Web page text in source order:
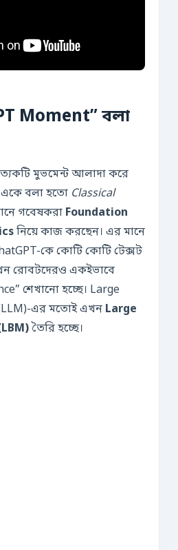
Moment” বলা
মুভমেন্ট আলাদা করে
একে বলা হতো Classical
গবেষকরা Foundation
নিয়ে কাজ করছেন। এর মানে
কে কোটি কোটি টেক্সট
রোবটদেরও একইভাবে
শেখানো হচ্ছে। Large
এর মতোই এখন Large
তৈরি হচ্ছে।